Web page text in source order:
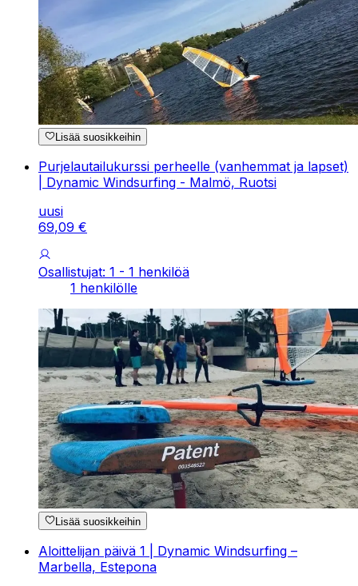
Lisää suosikkeihin
Purjelautailukurssi perheelle (vanhemmat ja lapset)
| Dynamic Windsurfing - Malmö, Ruotsi
uusi
69,09 €
Osallistujat: 1 - 1 henkilöä
1 henkilölle
Lisää suosikkeihin
Aloittelijan päivä 1 | Dynamic Windsurfing –
Marbella, Estepona